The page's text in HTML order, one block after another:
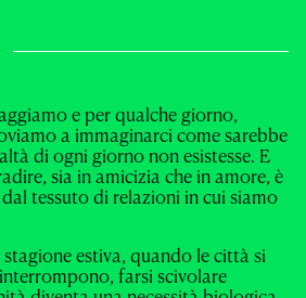
e per qualche giorno,
a immaginarci come sarebbe
di ogni giorno non esistesse. E
sia in amicizia che in amore, è
tessuto di relazioni in cui siamo
estiva, quando le città si
farsi scivolare